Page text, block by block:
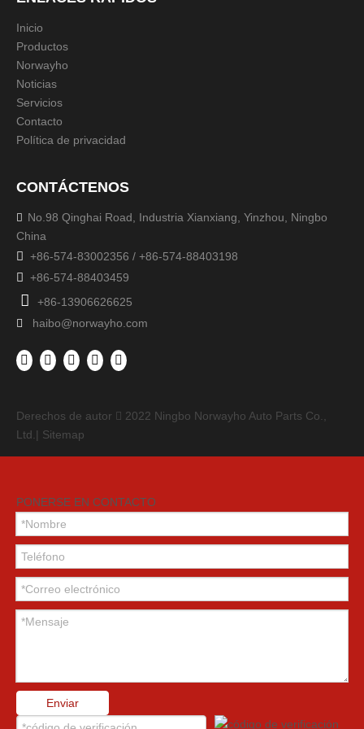
Banderas de seguridad minera
Banderas LED de seguridad minera
Inicio
Productos
Norwayho
Noticias
Servicios
Contacto
Política de privacidad
CONTÁCTENOS
 No.98 Qinghai Road, Industria Xianxiang, Yinzhou, Ningbo
China
 +86-574-83002356 / +86-574-88403198
 +86-574-88403459
 +86-13906626625
 haibo@norwayho.com
Derechos de autor  2022 Ningbo Norwayho Auto Parts Co.,
Ltd.| Sitemap
PONERSE EN CONTACTO
Enviar